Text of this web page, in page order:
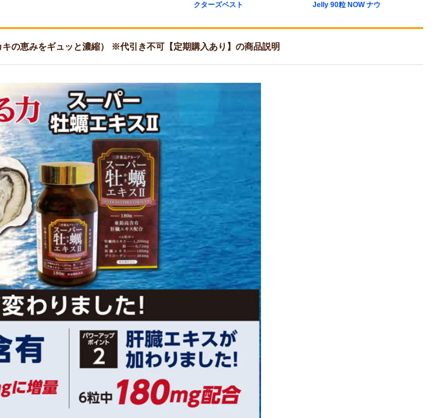
クターズベスト
Jelly 90粒 NOW ナウ
の恵みをギュッと濃縮） ※代引き不可【定期購入あり】の商品説明